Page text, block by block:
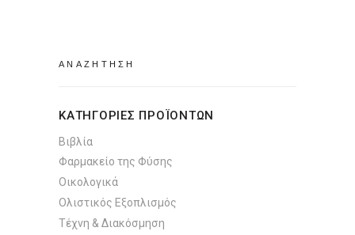
ΚΑΤΗΓΟΡΙΕΣ ΠΡΟΪΟΝΤΩΝ
Βιβλία
Φαρμακείο της Φύσης
Οικολογικά
Ολιστικός Εξοπλισμός
Τέχνη & Διακόσμηση